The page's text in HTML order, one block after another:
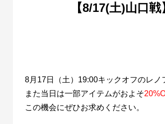
【8/17(土)山口
8月17日（土）19:00キックオフのレノ
また当日は一部アイテムがおよそ
この機会にぜひお求めください。